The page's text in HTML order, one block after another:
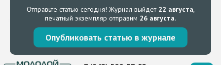
Отправьте статью сегодня! Журнал выйдет 22 августа,
печатный экземпляр отправим 26 августа.
Опубликовать статью в журнале